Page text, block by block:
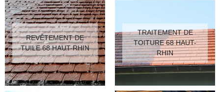
REVÊTEMENT DE
TUILE 68 HAUT-RHIN
TRAITEMENT DE
TOITURE 68 HAUT-
RHIN